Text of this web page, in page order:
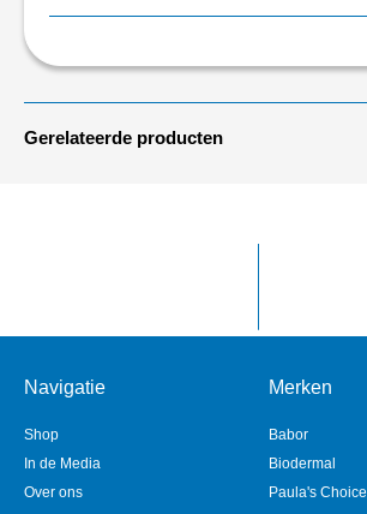
Gerelateerde producten
Navigatie
Shop
In de Media
Over ons
Merken
Babor
Biodermal
Paula's Choice